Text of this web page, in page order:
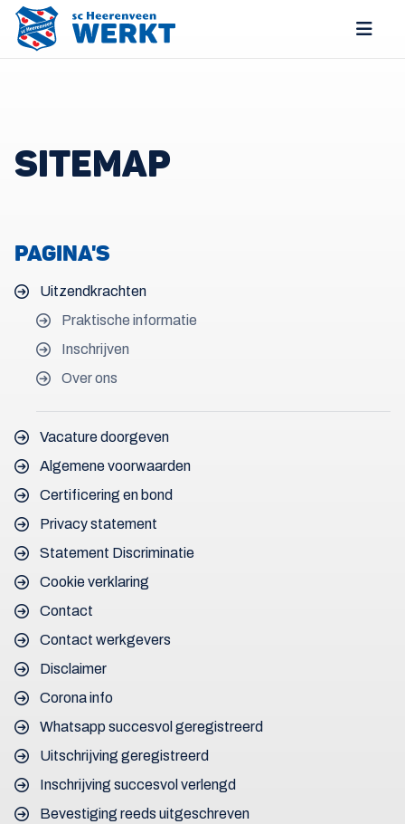
SITEMAP
PAGINA'S
Uitzendkrachten
Praktische informatie
Inschrijven
Over ons
Vacature doorgeven
Algemene voorwaarden
Certificering en bond
Privacy statement
Statement Discriminatie
Cookie verklaring
Contact
Contact werkgevers
Disclaimer
Corona info
Whatsapp succesvol geregistreerd
Uitschrijving geregistreerd
Inschrijving succesvol verlengd
Bevestiging reeds uitgeschreven